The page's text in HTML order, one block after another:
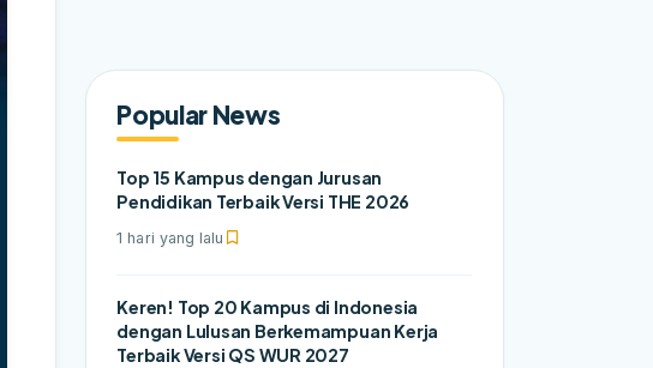
Popular News
Top 15 Kampus dengan Jurusan
Pendidikan Terbaik Versi THE 2026
1 hari yang lalu
Keren! Top 20 Kampus di Indonesia
dengan Lulusan Berkemampuan Kerja
Terbaik Versi QS WUR 2027